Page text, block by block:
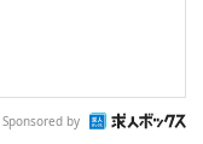
Sponsored by